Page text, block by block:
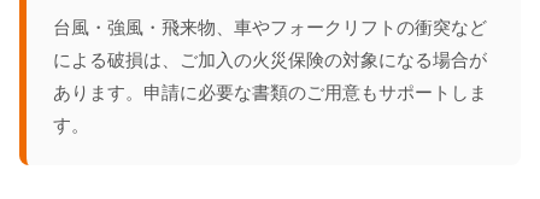
台風・強風・飛来物、車やフォークリフトの衝突など
による破損は、ご加入の火災保険の対象になる場合が
あります。申請に必要な書類のご用意もサポートしま
す。